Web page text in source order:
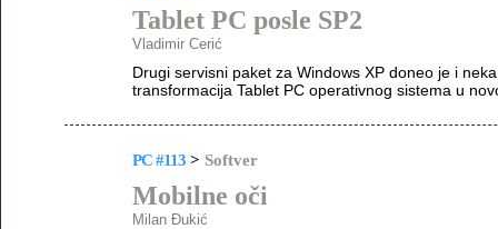
Tablet PC posle SP2
Vladimir Cerić
Drugi servisni paket za Windows XP doneo je i
transformacija Tablet PC operativnog sistema u
PC #113 > Softver
Mobilne oči
Milan Đukić